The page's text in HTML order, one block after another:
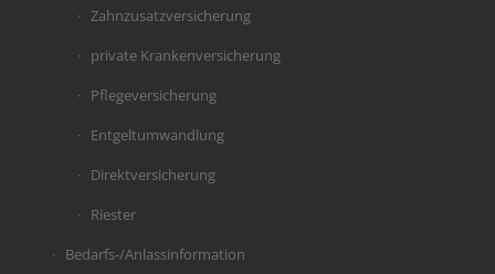
Zahnzusatzversicherung
private Krankenversicherung
Pflegeversicherung
Entgeltumwandlung
Direktversicherung
Riester
Bedarfs-/Anlassinformation